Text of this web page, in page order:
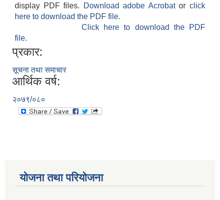
display PDF files.
Download adobe Acrobatorclick
here to download the PDF file.
Click here to download the PDF
file.
प्रकार:
सूचना तथा समाचार
आर्थिक वर्ष:
२०७९/०८०
योजना तथा परियोजना